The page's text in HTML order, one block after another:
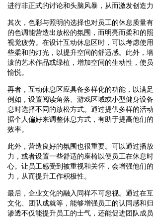
进行非正式的讨论和头脑风暴，从而激发创造力
其次，色彩与照明的选择也对员工的休息质量
的色调能营造出放松的氛围，而明亮而柔和的
视觉疲劳。在设计互动休息区时，可以考虑使
些柔和的灯光，以提升空间的舒适感。此外，
泼的艺术作品或绿植，增加空间的生动性，使
愉悦。
再者，互动休息区应具备多样化的功能，以满
例如，设置阅读角落、游戏区域或小型健身设
息时选择不同的放松方式。通过提供多样的活
据个人偏好来调整休息方式，有助于提高他们
效率。
此外，营造良好的氛围也很重要。可以通过播
力，或者设置一些舒适的座椅以便员工在休息
心。让员工感受到被重视和关怀，会增强他们
力，从而提升工作积极性。
最后，企业文化的融入同样不可忽视。通过在
文化、团队成就等，能够增强员工的认同感和
渗透不仅能提升员工的士气，还能促进团队成